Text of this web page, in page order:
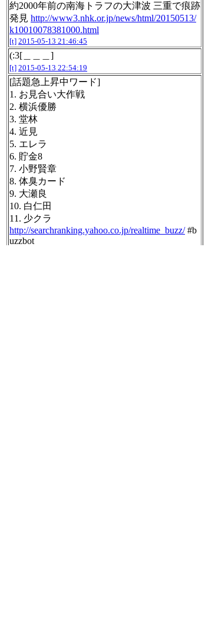
約2000年前の南海トラフの大津波 三重で痕跡
発見 http://www3.nhk.or.jp/news/html/20150513/
k10010078381000.html
[t] 2015-05-13 21:46:45
(:3[＿＿＿]
[t] 2015-05-13 22:54:19
[話題急上昇中ワード]
1. お見合い大作戦
2. 横浜優勝
3. 堂林
4. 近見
5. エレラ
6. 貯金8
7. 小野賢章
8. 体臭カード
9. 大瀬良
10. 白仁田
11. 少クラ
http://searchranking.yahoo.co.jp/realtime_buzz/#b
uzzbot